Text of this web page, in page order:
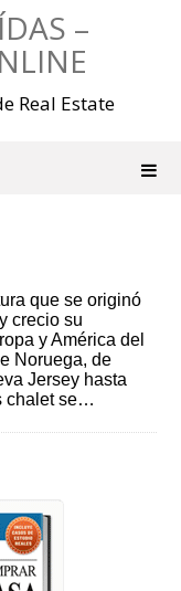
–
Real Estate
que se originó
crecio su
y América del
Noruega, de
Jersey hasta
chalet se…